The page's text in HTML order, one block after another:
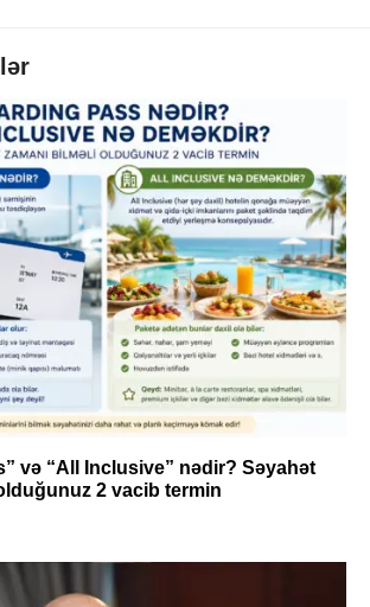
və “All Inclusive” nədir? Səyahət
2 vacib termin